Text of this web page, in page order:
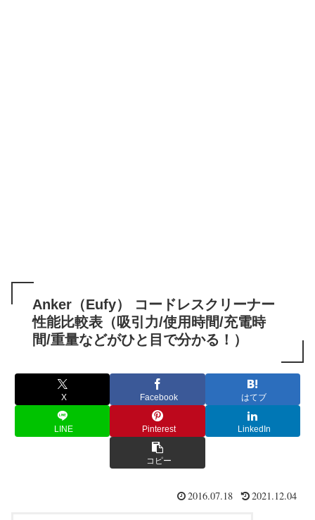
Anker（Eufy） コードレスクリーナー
性能比較表（吸引力/使用時間/充電時
間/重量などがひと目で分かる！）
X Facebook はてブ
LINE Pinterest LinkedIn
コピー
2016.07.18 2021.12.04